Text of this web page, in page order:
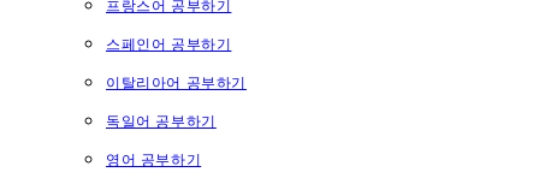
프랑스어 공부하기
스페인어 공부하기
이탈리아어 공부하기
독일어 공부하기
영어 공부하기